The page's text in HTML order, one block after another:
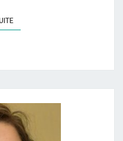
LIRE LA SUITE